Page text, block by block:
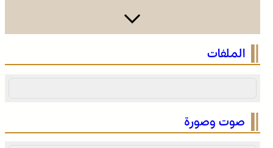
الصحراء المغربية .. كولومبيا تعلن تغييرا في موقفها وتعترف
بسيادة المغرب على صحرائه
الملفات
صوت وصورة